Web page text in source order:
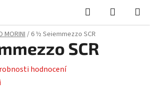
Hledat
KOŠÍK
MORINI/ 6 ½ Seiemmezzo SCR
SCR
hodnocení